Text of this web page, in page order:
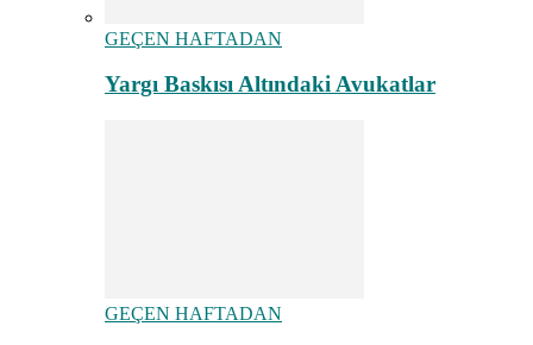
GEÇEN HAFTADAN
Yargı Baskısı Altındaki Avukatlar
GEÇEN HAFTADAN